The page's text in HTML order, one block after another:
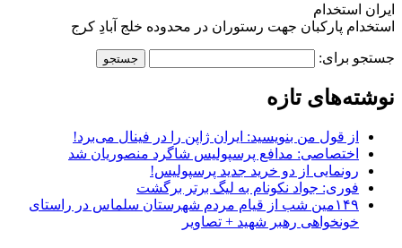
ایران استخدام
استخدام پارکبان جهت رستوران در محدوده خلج آبادِ کرج
جستجو برای:
نوشته‌های تازه
از قول من بنویسید: ایران ژاپن را در فینال می‌برد!
اختصاصی: مدافع پرسپولیس شاگرد منصوریان شد
رونمایی از دو خرید جدید پرسپولیس!
فوری: جواد نکونام به لیگ برتر برگشت
۱۴۹مین شب از قیام مردم شهرستان سلماس در راستای
خونخواهی رهبر شهید + تصاویر